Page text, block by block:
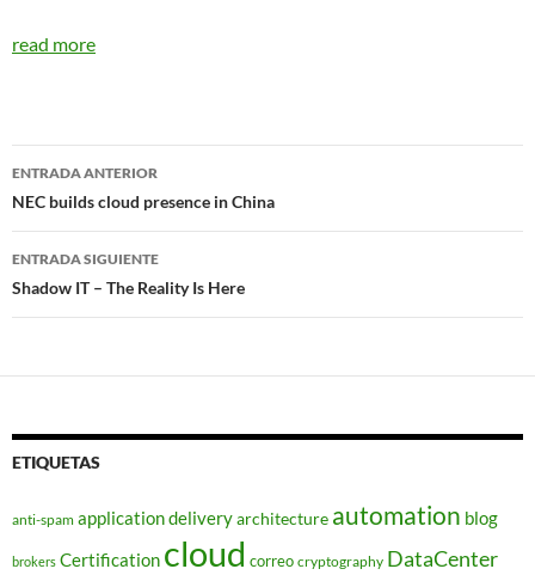
read more
Navegador
de
entradas
ENTRADA ANTERIOR
NEC builds cloud presence in China
ENTRADA SIGUIENTE
Shadow IT – The Reality Is Here
ETIQUETAS
anti-spam application deliveryarchitecture automation blog
brokers Certification cloud correo cryptography DataCenter